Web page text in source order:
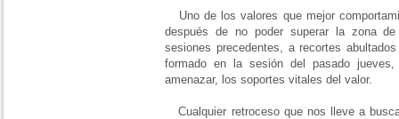
Uno de los valores que mejor
después de no poder superar la zona
sesiones precedentes, a recortes
formado en la sesión del pasado
amenazar, los soportes vitales del valor.
Cualquier retroceso que nos lleve a